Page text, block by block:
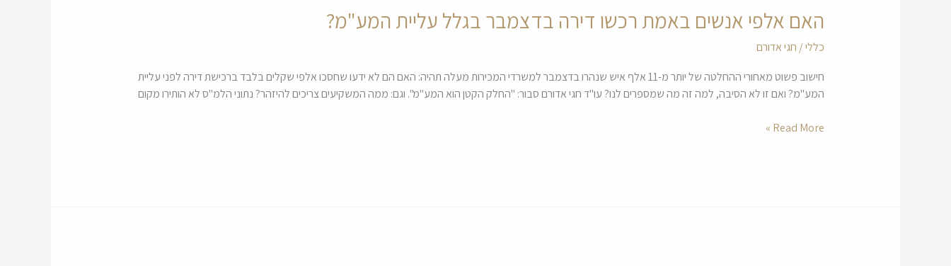
האם אלפי אנשים באמת רכשו דירה בדצמבר בגלל עליית המע"מ?
כללי/ חגי אדורם
חישוב פשוט מאחורי ההחלטה של יותר מ-11 אלף איש שנהרו בדצמבר למשרדי המכירות מעלה תהיה: האם הם לא ידעו שחסכו אלפי שקלים בלבד ברכישת דירה לפני עליית
המע"מ? ואם זו לא הסיבה, למה זה מה שמספרים לנו? עו"ד חגי אדורם סבור: "החלק הקטן הוא המע"מ". וגם: ממה המשקיעים צריכים להיזהר? נתוני הלמ"ס לא הותירו מקום
האם
אלפי
אנשים
רכשו
דירה
בגלל
Read More »